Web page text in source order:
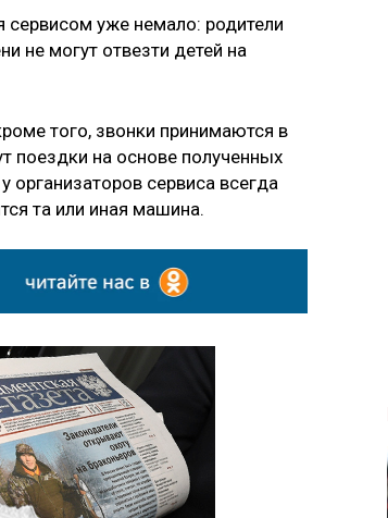
сервисом уже немало: родители
не могут отвезти детей на
того, звонки принимаются в
поездки на основе полученных
организаторов сервиса всегда
та или иная машина.